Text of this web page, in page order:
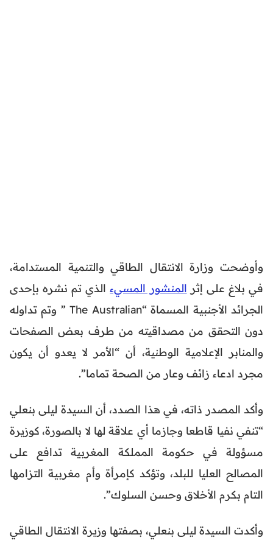
وأوضحت وزارة الانتقال الطاقي والتنمية المستدامة،
في بلاغ على إثر المنشور المسيءالذي تم نشره بإحدى
الجرائد الأجنبية المسماة “The Australian ” وتم تداوله
دون التحقق من مصداقيته من طرف بعض الصفحات
والمنابر الإعلامية الوطنية، أن “الأمر لا يعدو أن يكون
مجرد ادعاء زائف وعار من الصحة تماما”.
وأكد المصدر ذاته، في هذا الصدد، أن السيدة ليلى بنعلي
“تنفي نفيا قاطعا وجازما أي علاقة لها لا بالصورة، كوزيرة
مسؤولة في حكومة المملكة المغربية تدافع على
المصالح العليا للبلد، وتؤكد كإمرأة وأم مغربية التزامها
التام بكرم الأخلاق وحسن السلوك”.
وأكدت السيدة ليلى بنعلي، بصفتها وزيرة الانتقال الطاقي